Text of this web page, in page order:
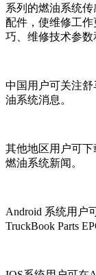
系列的燃油系统
配件，使维修工
巧、维修技术参数
中国用户可关注
油系统消息。
其他地区用户可下
燃油系统新闻。
Android 系统用户
TruckBook Parts